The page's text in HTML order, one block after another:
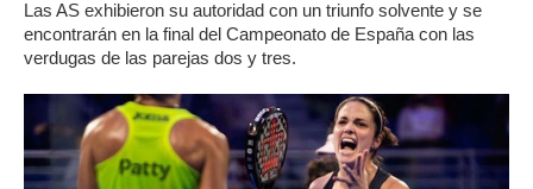
Las AS exhibieron su autoridad con un triunfo solvente y se
encontrarán en la final del Campeonato de España con las
verdugas de las parejas dos y tres.